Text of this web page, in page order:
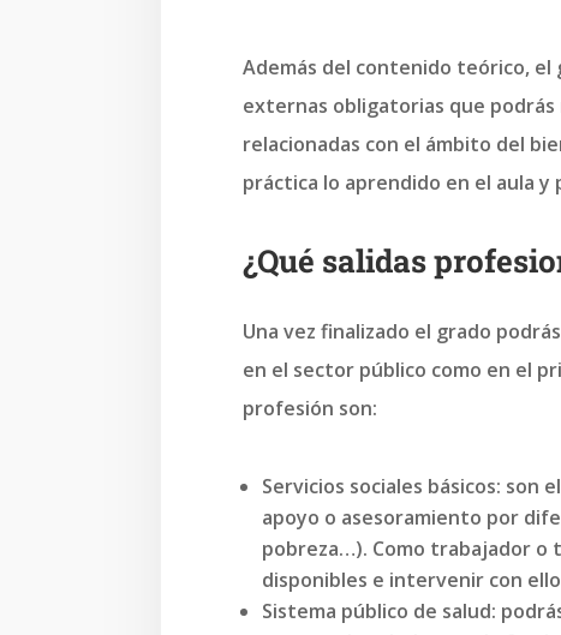
Además del contenido teórico, el
externas obligatorias que
relacionadas con el ámbito del
práctica lo aprendido en el aula
¿Qué salidas
Una vez finalizado el grado
en el sector público como en el
profesión son:
Servicios sociales básicos: son
apoyo o asesoramiento por
pobreza…). Como trabajador o
disponibles e intervenir con
Sistema público de salud: